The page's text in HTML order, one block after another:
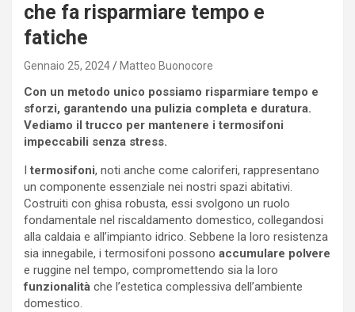
che fa risparmiare tempo e
fatiche
Gennaio 25, 2024 Matteo Buonocore
Con un metodo unico possiamo risparmiare tempo e
sforzi, garantendo una pulizia completa e duratura.
Vediamo il trucco per mantenere i termosifoni
impeccabili senza stress.
termosifoni, noti anche come caloriferi, rappresentano
un componente essenziale nei nostri spazi abitativi.
Costruiti con ghisa robusta, essi svolgono un ruolo
fondamentale nel riscaldamento domestico, collegandosi
alla caldaia e all’impianto idrico. Sebbene la loro resistenza
sia innegabile, i termosifoni possono accumulare polvere
e ruggine nel tempo, compromettendo sia la loro
funzionalità che l’estetica complessiva dell’ambiente
domestico.